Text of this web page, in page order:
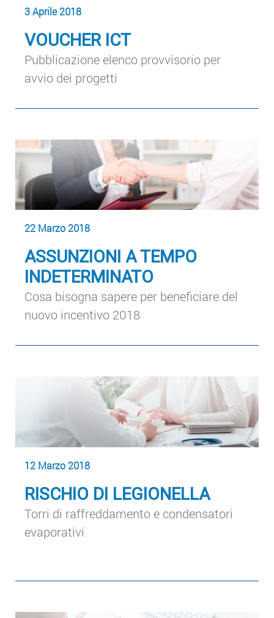
3 Aprile 2018
VOUCHER ICT
Pubblicazione elenco provvisorio per
avvio dei progetti
22 Marzo 2018
ASSUNZIONI A TEMPO
INDETERMINATO
Cosa bisogna sapere per beneficiare del
nuovo incentivo 2018
12 Marzo 2018
RISCHIO DI LEGIONELLA
Torri di raffreddamento e condensatori
evaporativi